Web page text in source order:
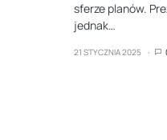
sferze planów.
jednak…
21 STYCZNIA 2025